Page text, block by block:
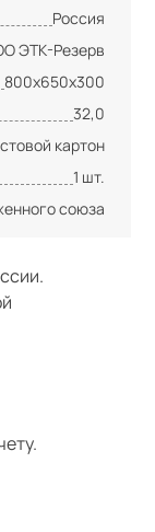
Россия
ЭТК-Резерв
800х650х300
32,0
картон
1 шт.
союза